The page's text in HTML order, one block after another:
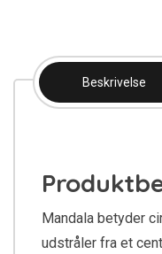
Beskrivelse
Mandala betyder
udstråler fra et